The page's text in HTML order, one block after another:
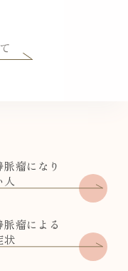
脈瘤になり
人
脈瘤による
状